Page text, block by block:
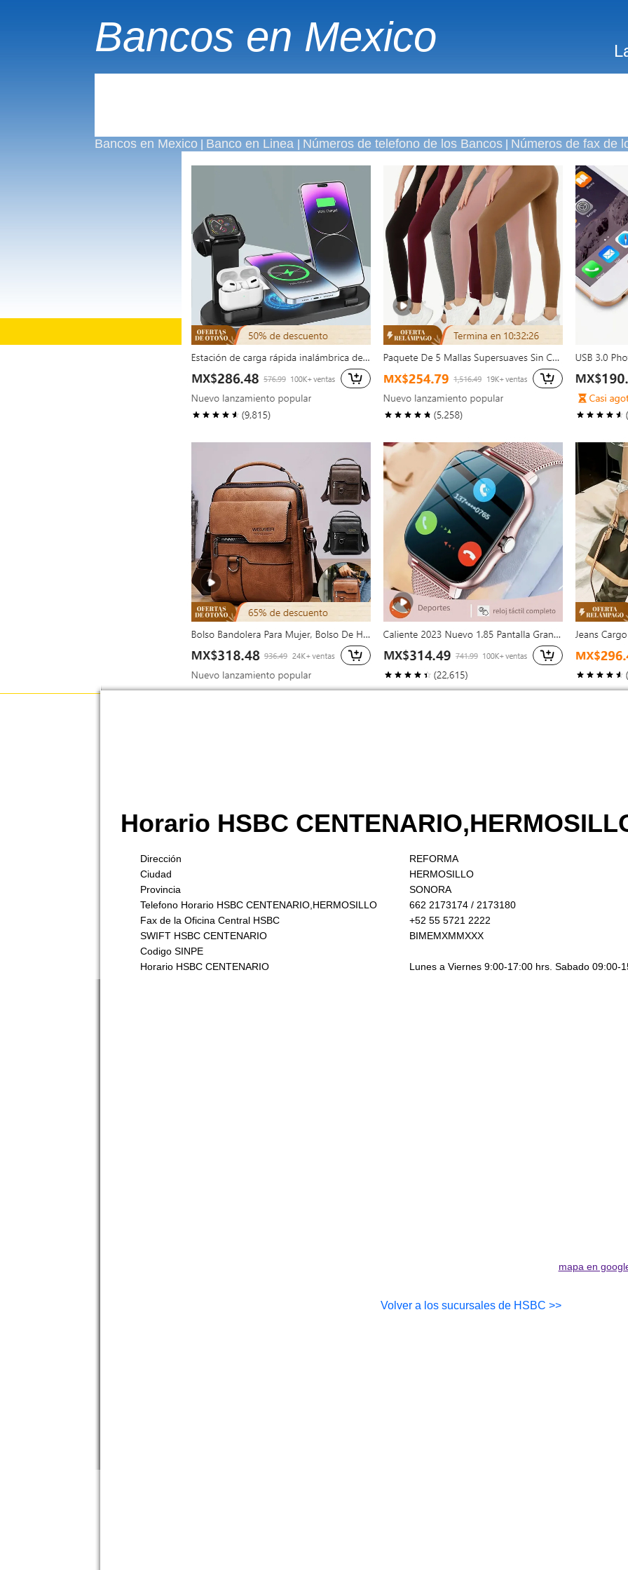
Bancos en Mexico
Bancos en Mexico| Banco en Linea Números de telefono de los Bancos| Números de fax de
Horario HSBC
Dirección
REFORMA
Ciudad
HERMOSILLO
Provincia
SONORA
Telefono Horario HSBC CENTENARIO,HERMOSILLO
662 2173174 / 2173180
Fax de la Oficina Central HSBC
+52 55 5721 2222
SWIFT HSBC CENTENARIO
BIMEMXMMXXX
Codigo SINPE
Horario HSBC CENTENARIO
Lunes a Viernes 9:00-17:00 hrs. Sabado 09:00-
mapa en
Volver a los sucursales de HSBC >>